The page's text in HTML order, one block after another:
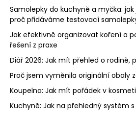
Samolepky do kuchyně a myčka:
proč přidáváme testovací
Jak efektivně organizovat koření a
řešení z praxe
Diář 2026: Jak mít přehled o rodině,
Proč jsem vyměnila originální obaly
Koupelna: Jak mít pořádek v
Kuchyně: Jak na přehledný systém